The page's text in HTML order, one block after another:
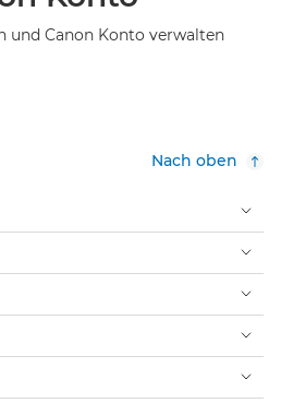
und Canon Konto verwalten
Nach oben